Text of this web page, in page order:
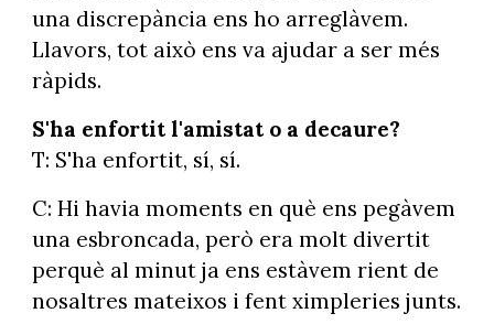
una discrepància ens ho arreglàvem.
Llavors, tot això ens va ajudar a ser més
ràpids.
S'ha enfortit l'amistat o a decaure?
T: S'ha enfortit, sí, sí.
C: Hi havia moments en què ens pegàvem
una esbroncada, però era molt divertit
perquè al minut ja ens estàvem rient de
nosaltres mateixos i fent ximpleries junts.